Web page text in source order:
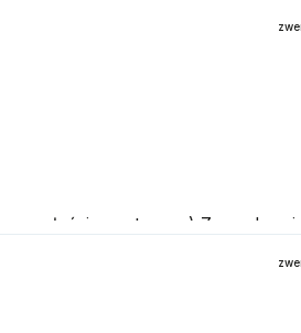
właściwym torze :) Z